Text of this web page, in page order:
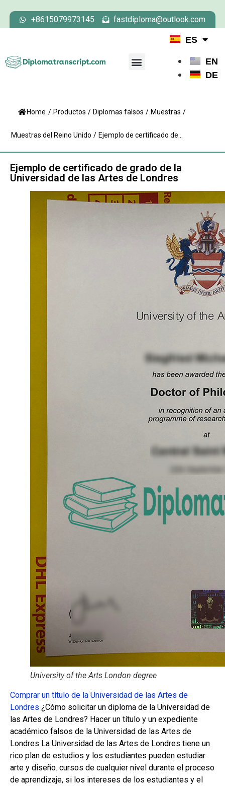
+8615079973145 fastdiploma@outlook.com
ES
EN
DE
Home / Productos / Diplomas falsos / Muestras /
Muestras del Reino Unido / Ejemplo de certificado de...
Ejemplo de certificado de grado de la
Universidad de las Artes de Londres
University of the Arts London degree
Comprar un título de la Universidad de las Artes de
Londres ¿Cómo solicitar un diploma de la Universidad de
las Artes de Londres? Hacer un título y un expediente
académico falsos de la Universidad de las Artes de
Londres La Universidad de las Artes de Londres tiene un
rico plan de estudios y los estudiantes pueden estudiar
arte y diseño. cursos de cualquier nivel durante el proceso
de aprendizaje, si los intereses de los estudiantes y el